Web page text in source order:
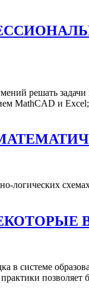
решать задачи
MathCAD и
логических
системе